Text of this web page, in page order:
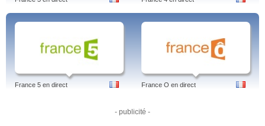
France 5 en direct France O en direct
- publicité -